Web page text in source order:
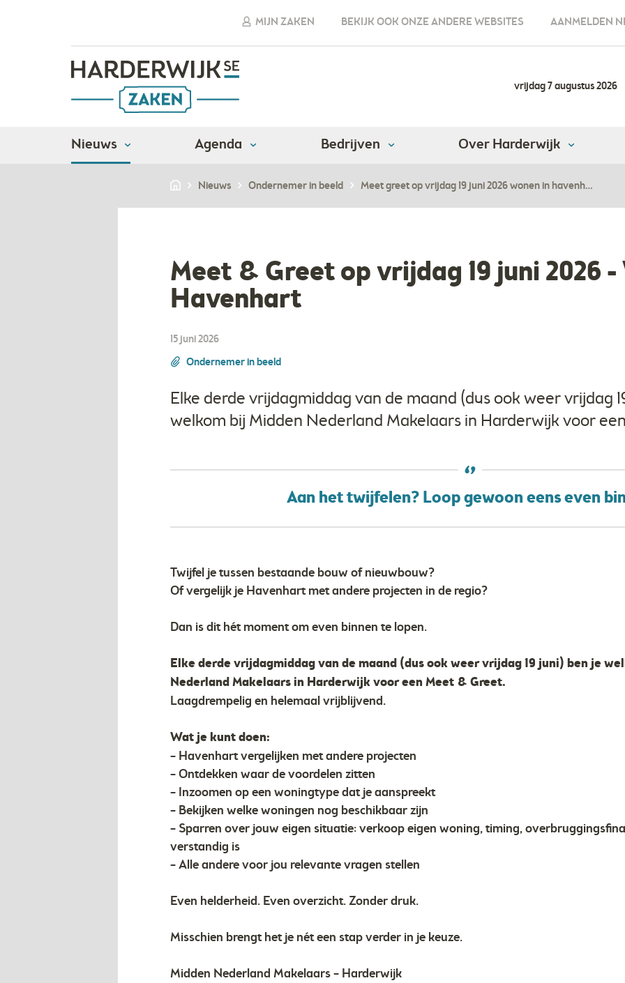
MIJN ZAKEN BEKIJK OOK ONZE ANDERE WEBSITES AANMELDEN
vrijdag 7 augustus 2026
Nieuws Agenda Bedrijven Over Harderwijk
Nieuws Ondernemer in beeld Meet greet op vrijdag 19 juni 2026 wonen in havenh…
Meet & Greet op vrijdag 19 juni 2026 -
Havenhart
15 juni 2026
Ondernemer in beeld
Elke derde vrijdagmiddag van de maand (dus ook weer vrijdag
welkom bij Midden Nederland Makelaars in Harderwijk voor
Aan het twijfelen? Loop gewoon eens even
Twijfel je tussen bestaande bouw of nieuwbouw?
Of vergelijk je Havenhart met andere projecten in de regio?
Dan is dit hét moment om even binnen te lopen.
Elke derde vrijdagmiddag van de maand (dus ook weer vrijdag 19 juni) ben je
Nederland Makelaars in Harderwijk voor een Meet & Greet.
Laagdrempelig en helemaal vrijblijvend.
Wat je kunt doen:
– Havenhart vergelijken met andere projecten
– Ontdekken waar de voordelen zitten
– Inzoomen op een woningtype dat je aanspreekt
– Bekijken welke woningen nog beschikbaar zijn
– Sparren over jouw eigen situatie: verkoop eigen woning, timing,
verstandig is
– Alle andere voor jou relevante vragen stellen
Even helderheid. Even overzicht. Zonder druk.
Misschien brengt het je nét een stap verder in je keuze.
Midden Nederland Makelaars – Harderwijk